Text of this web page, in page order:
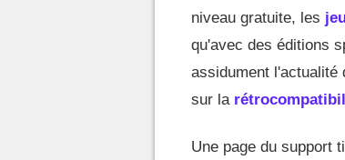
niveau gratuite, les
qu'avec des éditions
assidument l'actualité
sur la
Une page du support